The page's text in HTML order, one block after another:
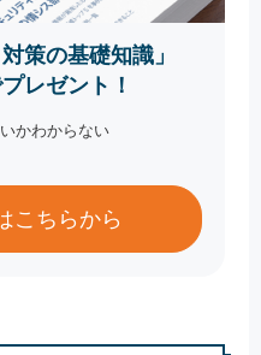
策の基礎知識」
レゼント！
かわからない
こちらから